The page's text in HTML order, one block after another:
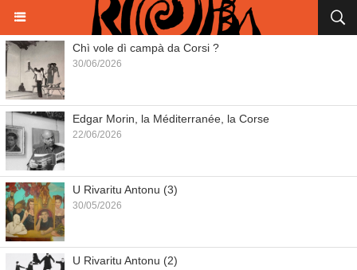
Chì vole dì campà da Corsi ?
30/06/2026
Edgar Morin, la Méditerranée, la Corse
22/06/2026
U Rivaritu Antonu (3)
30/05/2026
U Rivaritu Antonu (2)